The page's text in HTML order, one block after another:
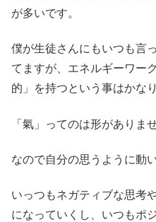
が多いです。
僕が生徒さんにもいつも言
てますが、エネルギーワー
的」を持つという事はかな
「氣」ってのは形がありませ
なので自分の思うように動
いっつもネガティブな思考
になっていくし、いつもポ